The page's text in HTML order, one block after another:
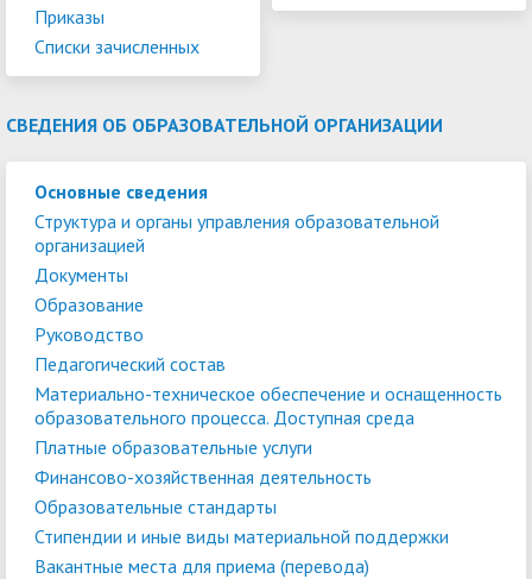
Приказы
Списки зачисленных
СВЕДЕНИЯ ОБ ОБРАЗОВАТЕЛЬНОЙ ОРГАНИЗАЦИИ
Основные сведения
Структура и органы управления образовательной
организацией
Документы
Образование
Руководство
Педагогический состав
Материально-техническое обеспечение и оснащенность
образовательного процесса. Доступная среда
Платные образовательные услуги
Финансово-хозяйственная деятельность
Образовательные стандарты
Стипендии и иные виды материальной поддержки
Вакантные места для приема (перевода)